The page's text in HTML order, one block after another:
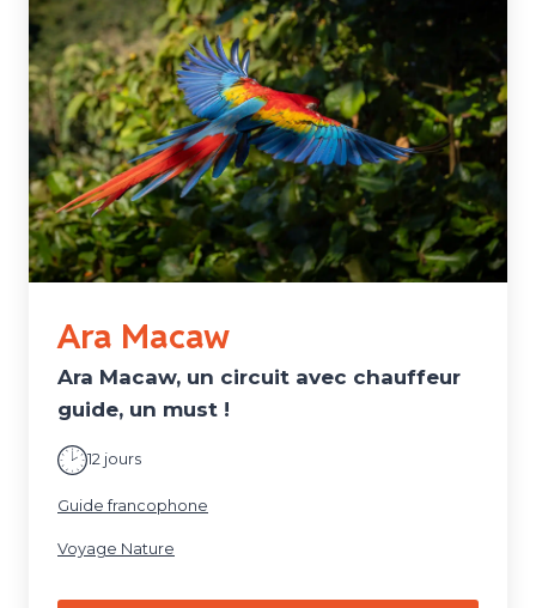
Ara Macaw
Ara Macaw, un circuit avec chauffeur
guide, un must !
12 jours
Guide francophone
Voyage Nature